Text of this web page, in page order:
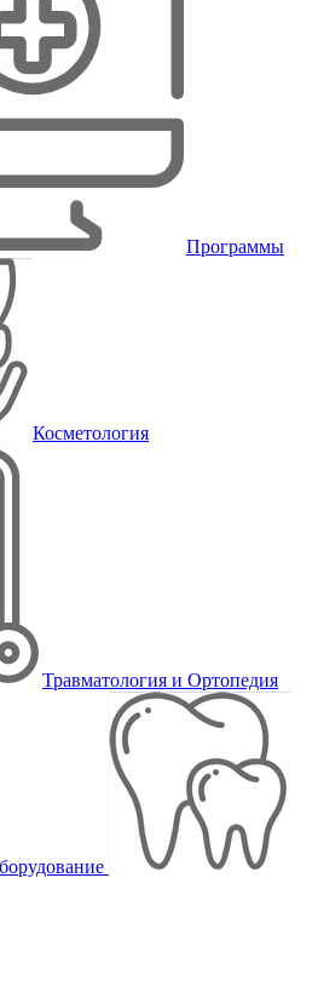
Программы
Косметология
Травматология и Ортопедия